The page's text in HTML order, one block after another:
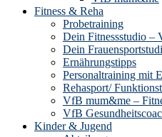
Fitness & Reha
Probetraining
Dein Fitnessstudio –
Dein
Ernährungstipps
Personaltraining mit
Rehasport/
VfB mum&me –
VfB
Kinder & Jugend